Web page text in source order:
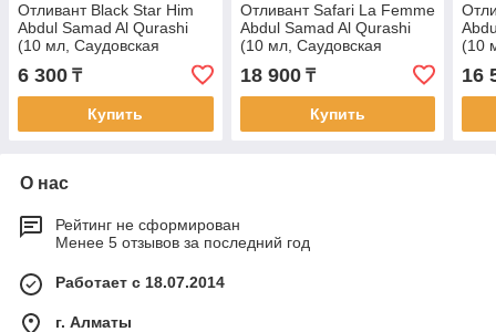
Отливант Black Star Him
Abdul Samad Al Qurashi
(10 мл, Саудовская
Аравия)
6 300 ₸
Купить
Отливант Safari La Femme
Abdul Samad Al Qurashi
(10 мл, Саудовская
18 900₸
Купить
(10
16
О нас
Рейтинг не сформирован
Менее 5 отзывов за последний год
Работает с 18.07.2014
г. Алматы